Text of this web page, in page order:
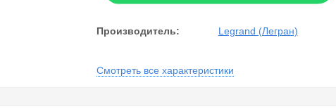
Производитель: Legrand (Легран)
Смотреть все характеристики